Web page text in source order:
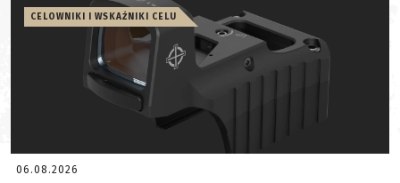
CELOWNIKI I WSKAŹNIKI CELU
06.08.2026